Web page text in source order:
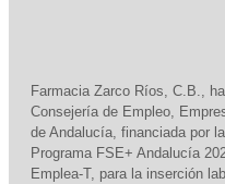
Farmacia Zarco Ríos, C.B.,
Consejería de Empleo,
de Andalucía, financiada por
Programa FSE+ Andalucía
Emplea-T, para la inserción